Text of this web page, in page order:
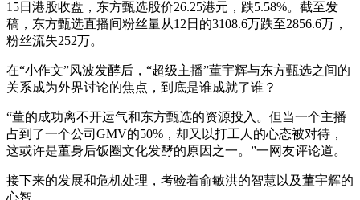
15日港股收盘，东方甄选股价26.25港元，跌5.58%。截至发
稿，东方甄选直播间粉丝量从12日的3108.6万跌至2856.6万，
粉丝流失252万。
在“小作文”风波发酵后，“超级主播”董宇辉与东方甄选之间的
关系成为外界讨论的焦点，到底是谁成就了谁？
“董的成功离不开运气和东方甄选的资源投入。但当一个主播
占到了一个公司GMV的50%，却又以打工人的心态被对待，
这或许是董身后饭圈文化发酵的原因之一。”一网友评论道。
接下来的发展和危机处理，考验着俞敏洪的智慧以及董宇辉的